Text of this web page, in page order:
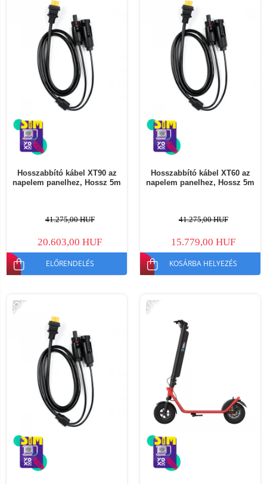
Hosszabbító kábel XT90 az
napelem panelhez, Hossz 5m
41.275,00 HUF
20.603,00 HUF
ELŐRENDELÉS
Hosszabbító kábel XT60 az
napelem panelhez, Hossz 5m
41.275,00 HUF
15.779,00 HUF
KOSÁRBA HELYEZÉS
-56% -31%